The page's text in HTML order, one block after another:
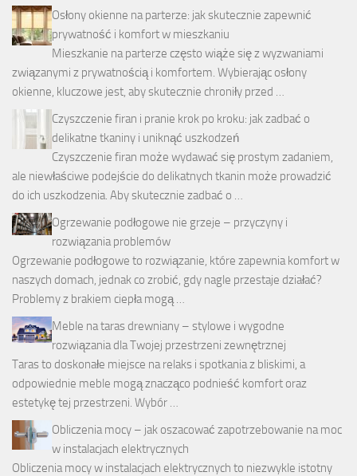
Osłony okienne na parterze: jak skutecznie zapewnić
prywatność i komfort w mieszkaniu
Mieszkanie na parterze często wiąże się z wyzwaniami
związanymi z prywatnością i komfortem. Wybierając osłony
okienne, kluczowe jest, aby skutecznie chroniły przed …
Czyszczenie firan i pranie krok po kroku: jak zadbać o
delikatne tkaniny i uniknąć uszkodzeń
Czyszczenie firan może wydawać się prostym zadaniem,
ale niewłaściwe podejście do delikatnych tkanin może prowadzić
do ich uszkodzenia. Aby skutecznie zadbać o …
Ogrzewanie podłogowe nie grzeje – przyczyny i
rozwiązania problemów
Ogrzewanie podłogowe to rozwiązanie, które zapewnia komfort w
naszych domach, jednak co zrobić, gdy nagle przestaje działać?
Problemy z brakiem ciepła mogą …
Meble na taras drewniany – stylowe i wygodne
rozwiązania dla Twojej przestrzeni zewnętrznej
Taras to doskonałe miejsce na relaks i spotkania z bliskimi, a
odpowiednie meble mogą znacząco podnieść komfort oraz
estetykę tej przestrzeni. Wybór …
Obliczenia mocy – jak oszacować zapotrzebowanie na moc
w instalacjach elektrycznych
Obliczenia mocy w instalacjach elektrycznych to niezwykle istotny